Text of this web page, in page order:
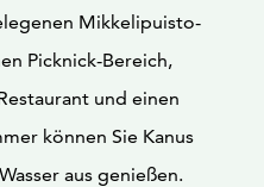
Mikkelipuisto-
Picknick-Bereich,
und einen
können Sie Kanus
aus genießen.